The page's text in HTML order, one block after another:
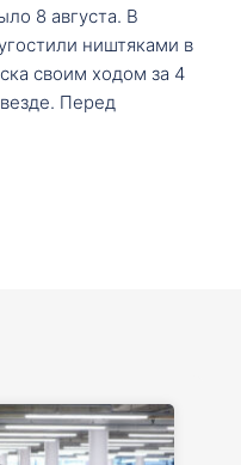
8 августа. В
ништяками в
своим ходом за 4
Перед